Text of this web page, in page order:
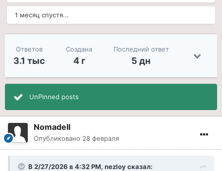
1 месяц спустя...
Ответов
3.1 тыс
Создана
4 г
Последний ответ
5 дн
UnPinned posts
NomadeII
Опубликовано 28 февраля
В 2/27/2026 в 4:32 PM, nezloyсказал: